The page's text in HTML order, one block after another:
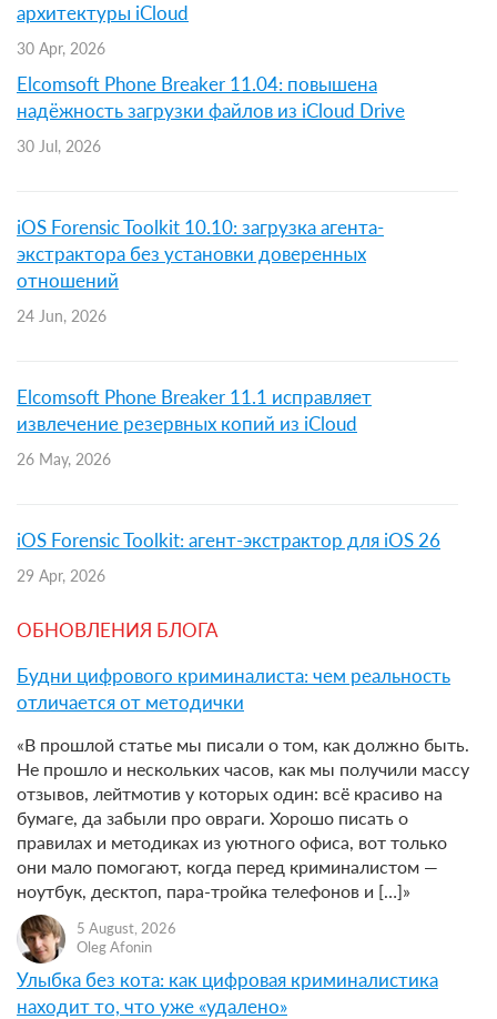
архитектуры iCloud
30 Apr, 2026
Elcomsoft Phone Breaker 11.04: повышена
надёжность загрузки файлов из iCloud Drive
30 Jul, 2026
iOS Forensic Toolkit 10.10: загрузка агента-
экстрактора без установки доверенных
отношений
24 Jun, 2026
Elcomsoft Phone Breaker 11.1 исправляет
извлечение резервных копий из iCloud
26 May, 2026
iOS Forensic Toolkit: агент-экстрактор для iOS 26
29 Apr, 2026
ОБНОВЛЕНИЯ БЛОГА
Будни цифрового криминалиста: чем реальность
отличается от методички
«В прошлой статье мы писали о том, как должно быть.
Не прошло и нескольких часов, как мы получили массу
отзывов, лейтмотив у которых один: всё красиво на
бумаге, да забыли про овраги. Хорошо писать о
правилах и методиках из уютного офиса, вот только
они мало помогают, когда перед криминалистом —
ноутбук, десктоп, пара-тройка телефонов и […]»
5 August, 2026
Oleg Afonin
Улыбка без кота: как цифровая криминалистика
находит то, что уже «удалено»